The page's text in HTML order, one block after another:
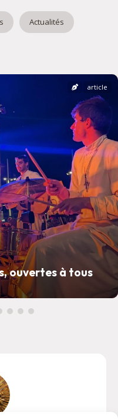
Actualités
ouvertes à tous
article